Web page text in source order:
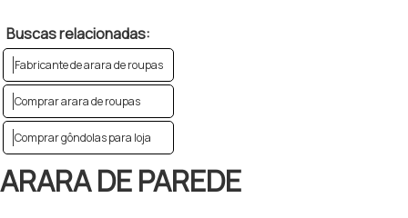
Buscas relacionadas:
Fabricante de arara de roupas
Comprar arara de roupas
Comprar gôndolas para loja
ARARA DE PAREDE